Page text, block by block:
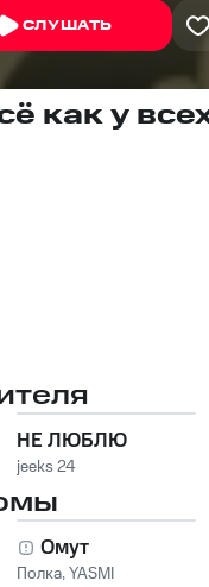
СЛУШАТЬ
как у
НЕ ЛЮБЛЮ
jeeks 24
Омут
Полка,YASMI